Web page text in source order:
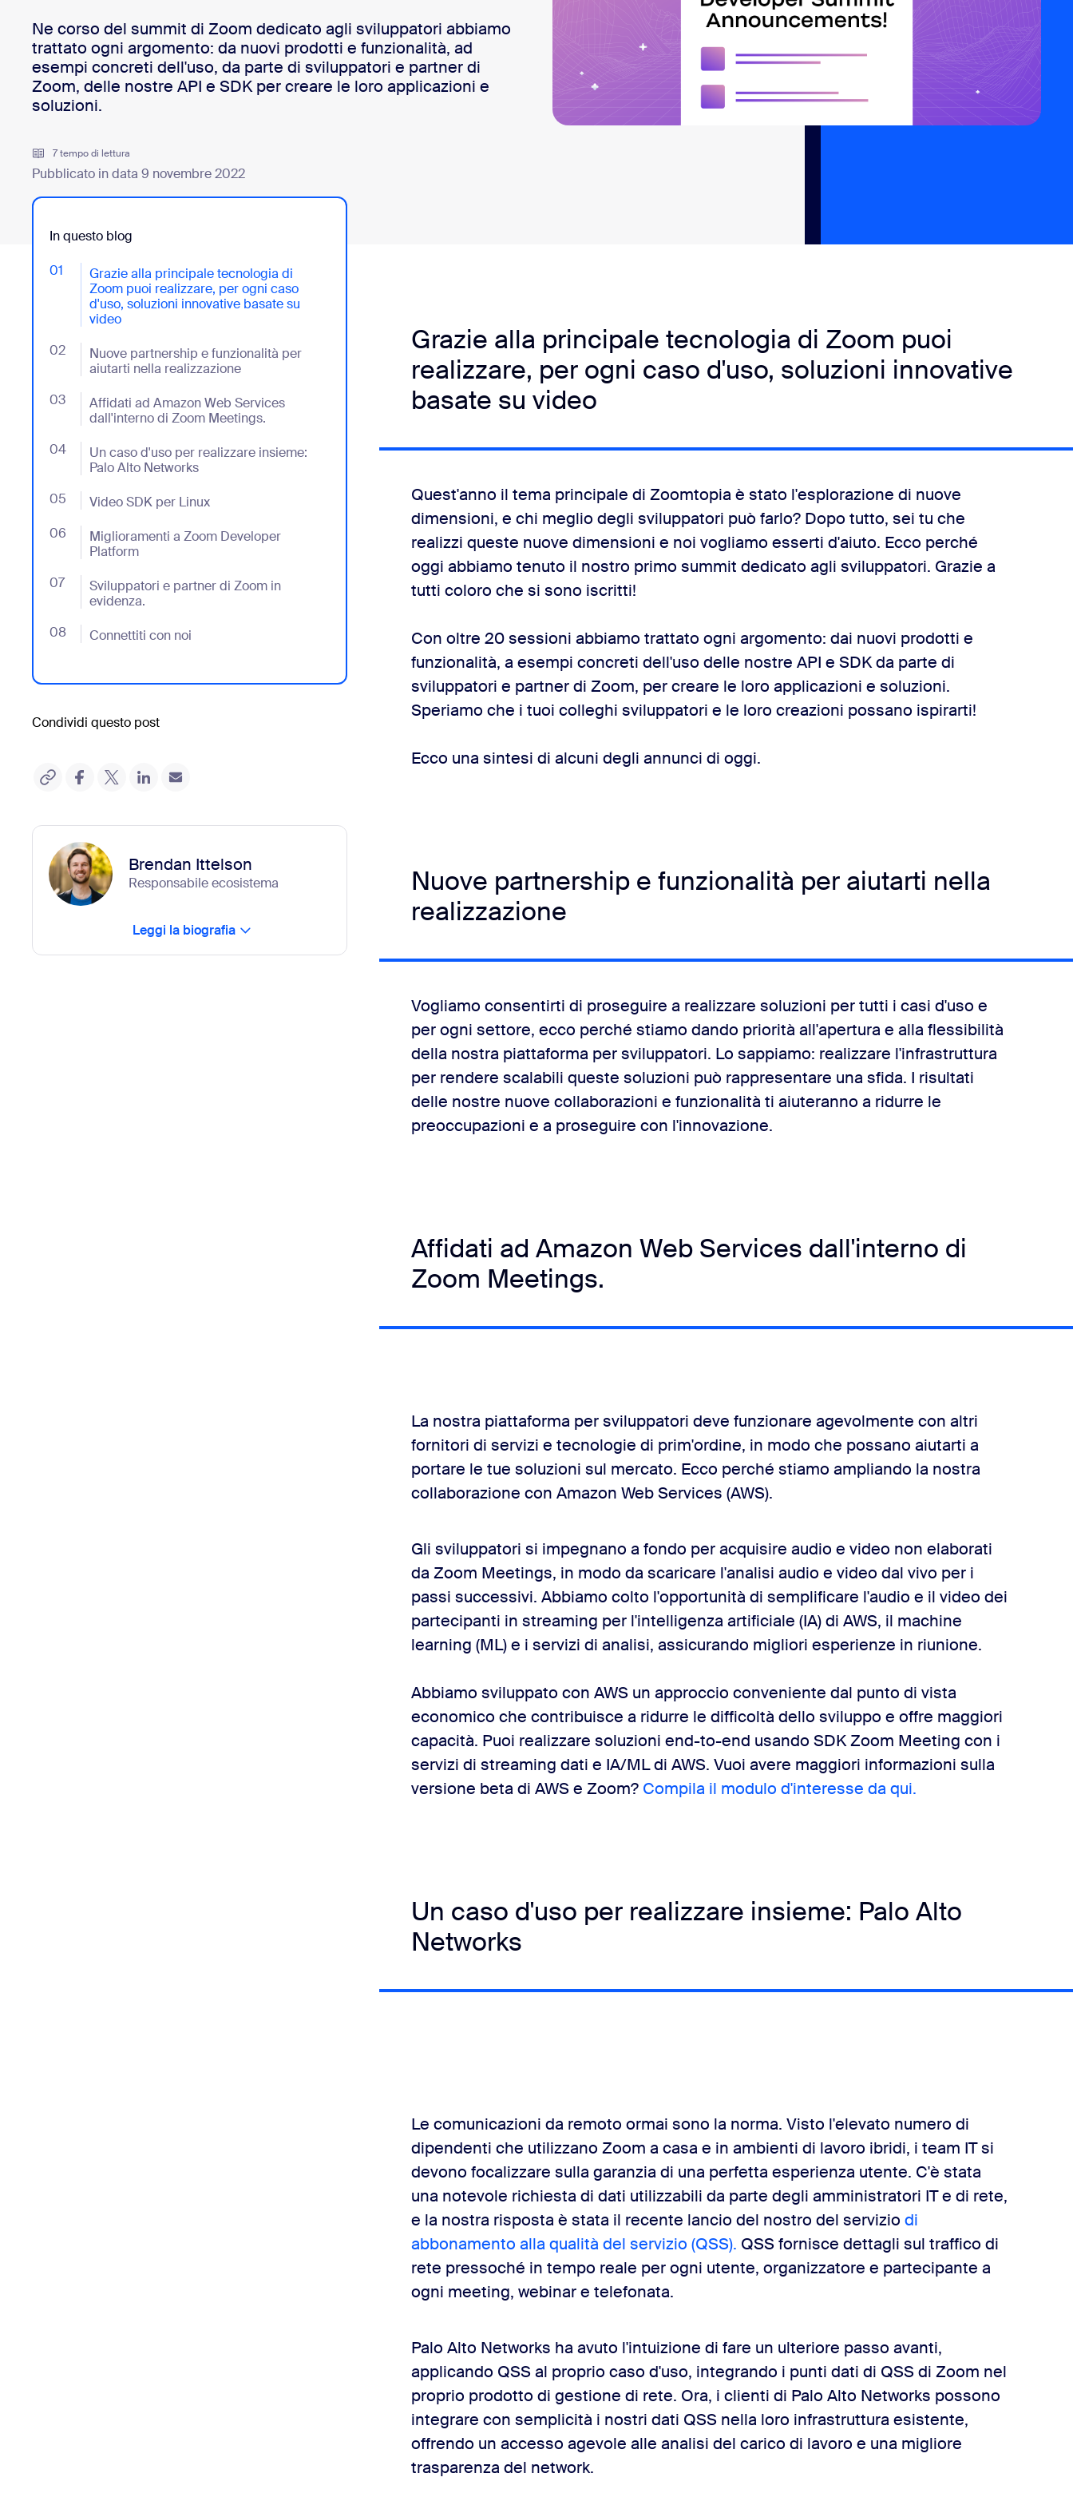
Installa sul desktop
Download center
Contattaci
+1.888.799.9666/+1.888.303.1012
Ne corso del summit di Zoom dedicato agli sviluppatori abbiamo
trattato ogni argomento: da nuovi prodotti e funzionalità, ad
esempi concreti dell'uso, da parte di sviluppatori e partner di
Zoom, delle nostre API e SDK per creare le loro applicazioni e
soluzioni.
7 tempo di lettura
Pubblicato in data 9 novembre 2022
In questo blog
01
Grazie alla principale tecnologia di
Zoom puoi realizzare, per ogni caso
d'uso, soluzioni innovative basate su
video
- Jumplink to Grazie alla principale tecnologia di Zoom puoi realizzare, per ogni caso d'uso, soluzioni innovative basate su video
02
Nuove partnership e funzionalità per
aiutarti nella realizzazione
- Jumplink to Nuove partnership e funzionalità per aiutarti nella realizzazione
03
Affidati ad Amazon Web Services
dall'interno di Zoom Meetings.
- Jumplink to Affidati ad Amazon Web Services dall'interno di Zoom Meetings.
04
Un caso d'uso per realizzare insieme:
Palo Alto Networks
- Jumplink to Un caso d'uso per realizzare insieme: Palo Alto Networks
05 Video SDK per Linux
- Jumplink to Video SDK per Linux
06
Miglioramenti a Zoom Developer
Platform
- Jumplink to Miglioramenti a Zoom Developer Platform
07
Sviluppatori e partner di Zoom in
evidenza.
- Jumplink to Sviluppatori e partner di Zoom in evidenza.
08 Connettiti con noi
- Jumplink to Connettiti con noi
Condividi questo post
Brendan Ittelson
Responsabile ecosistema
Leggi la biografia
Grazie alla principale tecnologia di Zoom puoi
realizzare, per ogni caso d'uso, soluzioni innovative
basate su video
Quest'anno il tema principale di Zoomtopia è stato l'esplorazione di nuove
dimensioni, e chi meglio degli sviluppatori può farlo? Dopo tutto, sei tu che
realizzi queste nuove dimensioni e noi vogliamo esserti d'aiuto. Ecco perché
oggi abbiamo tenuto il nostro primo summit dedicato agli sviluppatori. Grazie a
tutti coloro che si sono iscritti!
Con oltre 20 sessioni abbiamo trattato ogni argomento: dai nuovi prodotti e
funzionalità, a esempi concreti dell'uso delle nostre API e SDK da parte di
sviluppatori e partner di Zoom, per creare le loro applicazioni e soluzioni.
Speriamo che i tuoi colleghi sviluppatori e le loro creazioni possano ispirarti!
Ecco una sintesi di alcuni degli annunci di oggi.
Nuove partnership e funzionalità per aiutarti nella
realizzazione
Vogliamo consentirti di proseguire a realizzare soluzioni per tutti i casi d'uso e
per ogni settore, ecco perché stiamo dando priorità all'apertura e alla flessibilità
della nostra piattaforma per sviluppatori. Lo sappiamo: realizzare l'infrastruttura
per rendere scalabili queste soluzioni può rappresentare una sfida. I risultati
delle nostre nuove collaborazioni e funzionalità ti aiuteranno a ridurre le
preoccupazioni e a proseguire con l'innovazione.
Affidati ad Amazon Web Services dall'interno di
Zoom Meetings.
La nostra piattaforma per sviluppatori deve funzionare agevolmente con altri
fornitori di servizi e tecnologie di prim'ordine, in modo che possano aiutarti a
portare le tue soluzioni sul mercato. Ecco perché stiamo ampliando la nostra
collaborazione con Amazon Web Services (AWS).
Gli sviluppatori si impegnano a fondo per acquisire audio e video non elaborati
da Zoom Meetings, in modo da scaricare l'analisi audio e video dal vivo per i
passi successivi. Abbiamo colto l'opportunità di semplificare l'audio e il video dei
partecipanti in streaming per l'intelligenza artificiale (IA) di AWS, il machine
learning (ML) e i servizi di analisi, assicurando migliori esperienze in riunione.
Abbiamo sviluppato con AWS un approccio conveniente dal punto di vista
economico che contribuisce a ridurre le difficoltà dello sviluppo e offre maggiori
capacità. Puoi realizzare soluzioni end-to-end usando SDK Zoom Meeting con i
servizi di streaming dati e IA/ML di AWS. Vuoi avere maggiori informazioni sulla
versione beta di AWS e Zoom? Compila il modulo d'interesse da qui.
Un caso d'uso per realizzare insieme: Palo Alto
Networks
Le comunicazioni da remoto ormai sono la norma. Visto l'elevato numero di
dipendenti che utilizzano Zoom a casa e in ambienti di lavoro ibridi, i team IT si
devono focalizzare sulla garanzia di una perfetta esperienza utente. C'è stata
una notevole richiesta di dati utilizzabili da parte degli amministratori IT e di rete,
e la nostra risposta è stata il recente lancio del nostro del servizio di
abbonamento alla qualità del servizio (QSS). QSS fornisce dettagli sul traffico di
rete pressoché in tempo reale per ogni utente, organizzatore e partecipante a
ogni meeting, webinar e telefonata.
Palo Alto Networks ha avuto l'intuizione di fare un ulteriore passo avanti,
applicando QSS al proprio caso d'uso, integrando i punti dati di QSS di Zoom nel
proprio prodotto di gestione di rete. Ora, i clienti di Palo Alto Networks possono
integrare con semplicità i nostri dati QSS nella loro infrastruttura esistente,
offrendo un accesso agevole alle analisi del carico di lavoro e una migliore
trasparenza del network.